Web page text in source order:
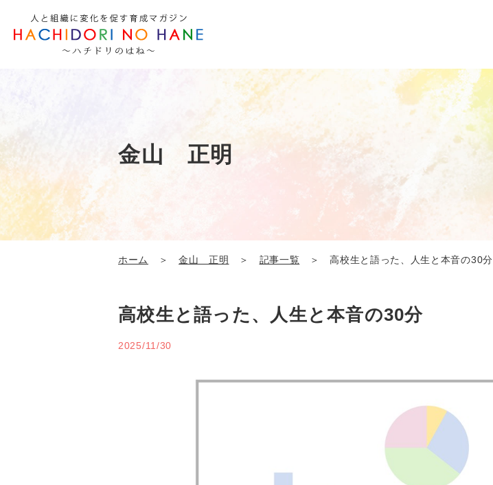
金山 正明
ホーム ＞金山 正明 ＞ 記事一覧 ＞ 高校生と語った、人生と本音の30分
高校生と語った、人生と本音の30分
2025/11/30